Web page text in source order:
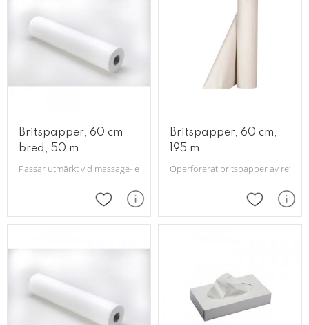
Britspapper, 60 cm
bred, 50 m
Passar utmärkt vid massage- eller kroppsbehandlingar.
Lägg till i favoriter
Britspapper, 60 cm,
195 m
Operforerat britspapper av
Lägg till i